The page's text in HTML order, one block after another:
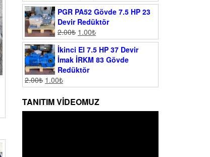
PGR PA52 Gövde 7.5 HP 23
Devir Redüktör
2.00₺ 1.00₺
İkinci El 7.5 HP 37 Devir
İmak İRKM 83 Gövde
Redüktör
2.00₺ 1.00₺
TANITIM VIDEOMUZ